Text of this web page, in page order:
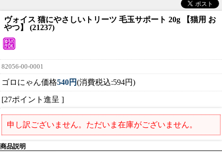
ヴォイス 猫にやさしいトリーツ 毛玉サポート 20g 【猫用 お
やつ】 (21237)
82056-00-0001
ゴロにゃん価格540円(消費税込:594円)
[27ポイント進呈 ]
申し訳ございません。ただいま在庫がございません。
商品説明